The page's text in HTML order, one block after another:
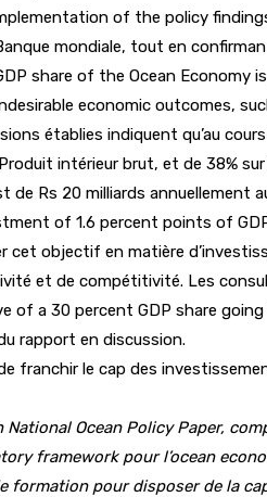
of the policy
mondiale, tout en
share of the Ocean Economy
economic outcomes,
établies indiquent qu’au
intérieur brut, et de 38%
de Rs 20 milliards annuellement
of 1.6 percent points of
cet objectif en matière
et de compétitivité. Les
of a 30 percent GDP share
rapport en discussion.
franchir le cap des
National Ocean Policy Paper,
framework pour l’ocean
formation pour disposer de la